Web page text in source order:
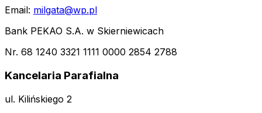
Email: milgata@wp.pl
Bank PEKAO S.A. w Skierniewicach
Nr. 68 1240 3321 1111 0000 2854 2788
Kancelaria Parafialna
ul. Kilińskiego 2